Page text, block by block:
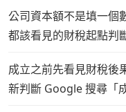
公司資本額不是填一個
都該看見的財稅起點判
成立之前先看見財稅後
新判斷 Google 搜尋「